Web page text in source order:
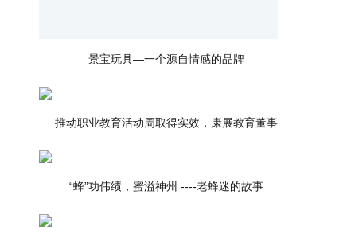
景宝玩具—一个源自情感的品牌
推动职业教育活动周取得实效，康展教育董事
“蜂”功伟绩，蜜溢神州 ----老蜂迷的故事